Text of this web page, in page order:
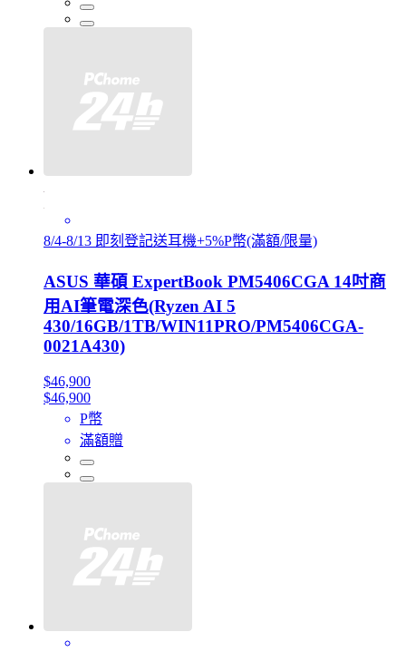
8/4-8/13 即刻登記送耳機+5%P幣(滿額/限量)
ASUS 華碩 ExpertBook PM5406CGA 14吋商
用AI筆電深色(Ryzen AI 5
430/16GB/1TB/WIN11PRO/PM5406CGA-
0021A430)
$46,900
$46,900
P幣
滿額贈